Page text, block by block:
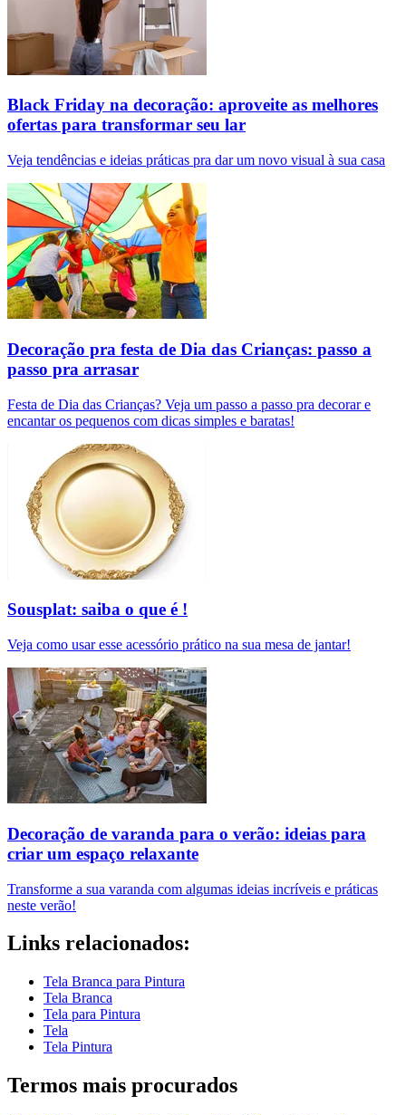
Black Friday na decoração: aproveite as melhores
ofertas para transformar seu lar
Veja tendências e ideias práticas pra dar um novo visual à sua casa
Decoração pra festa de Dia das Crianças: passo a
passo pra arrasar
Festa de Dia das Crianças? Veja um passo a passo pra decorar e
encantar os pequenos com dicas simples e baratas!
Sousplat: saiba o que é !
Veja como usar esse acessório prático na sua mesa de jantar!
Decoração de varanda para o verão: ideias para
criar um espaço relaxante
Transforme a sua varanda com algumas ideias incríveis e práticas
neste verão!
Links relacionados:
Tela Branca para Pintura
Tela Branca
Tela para Pintura
Tela
Tela Pintura
Termos mais procurados